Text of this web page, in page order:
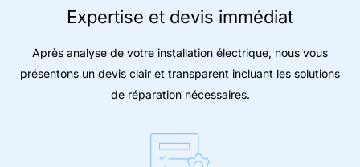
Expertise et devis immédiat
Après analyse de votre installation électrique, nous vous
présentons un devis clair et transparent incluant les solutions
de réparation nécessaires.